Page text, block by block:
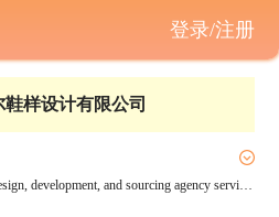
样设计有限公司
Northstar is a global footwear design, development, and sourcing agency serving leading international brands. With offices across the U.S., U.K., Mexico, India, and Asia, we provide end-to-end solutions from design and commercialization to production management and quality control.
登录/注册